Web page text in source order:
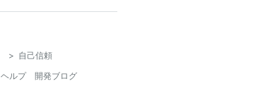
> 自己信頼
ヘルプ
開発ブログ